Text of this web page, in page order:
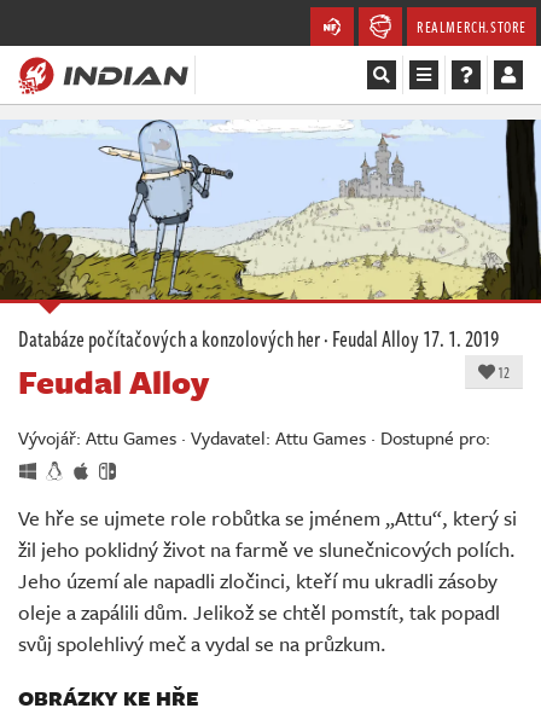
REALMERCH.STORE
Magazín
Videa
Soutěže
Databáze
Komunita
Redakce
Živě
Databáze počítačových a konzolových her·Feudal Alloy17. 1. 2019
12
Feudal Alloy
Vývojář: Attu Games · Vydavatel: Attu Games · Dostupné pro:
Ve hře se ujmete role robůtka se jménem „Attu“, který si
žil jeho poklidný život na farmě ve slunečnicových polích.
Jeho území ale napadli zločinci, kteří mu ukradli zásoby
oleje a zapálili dům. Jelikož se chtěl pomstít, tak popadl
svůj spolehlivý meč a vydal se na průzkum.
OBRÁZKY KE HŘE